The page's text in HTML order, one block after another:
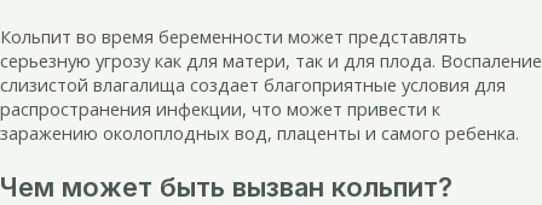
Кольпит во время беременности может представлять
серьезную угрозу как для матери, так и для плода. Воспаление
слизистой влагалища создает благоприятные условия для
распространения инфекции, что может привести к
заражению околоплодных вод, плаценты и самого ребенка.
Чем может быть вызван кольпит?